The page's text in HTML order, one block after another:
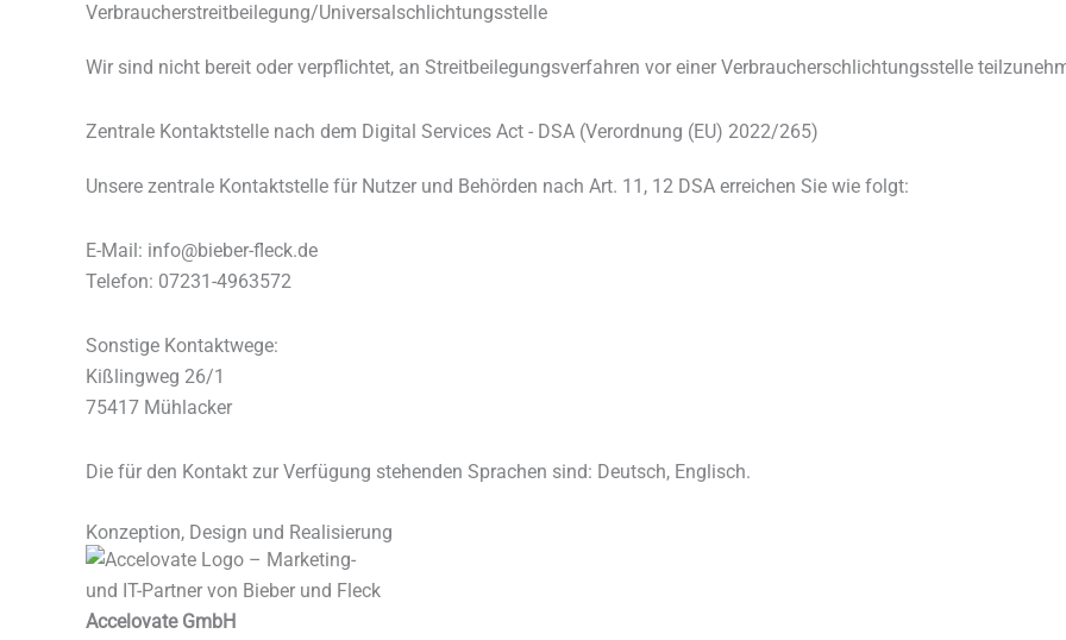
Verbraucher­streit­beilegung/Universal­schlichtungs­stelle
Wir sind nicht bereit oder verpflichtet, an Streitbeilegungsverfahren vor einer Verbraucherschlichtungsstelle
Zentrale Kontaktstelle nach dem Digital Services Act - DSA (Verordnung (EU) 2022/265)
Unsere zentrale Kontaktstelle für Nutzer und Behörden nach Art. 11, 12 DSA erreichen Sie wie folgt:
E-Mail: info@bieber-fleck.de
Telefon: 07231-4963572
Sonstige Kontaktwege:
Kißlingweg 26/1
75417 Mühlacker
Die für den Kontakt zur Verfügung stehenden Sprachen sind: Deutsch, Englisch.
Konzeption, Design und Realisierung
Accelovate GmbH